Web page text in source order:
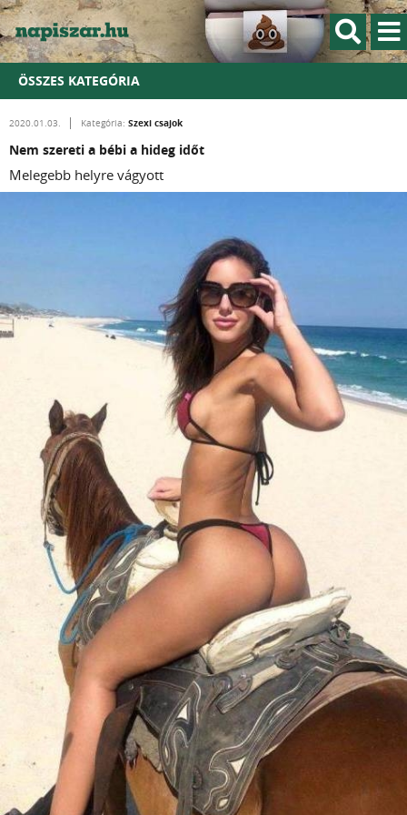
ÖSSZES KATEGÓRIA
2020.01.03. Kategória: Szexi csajok
Nem szereti a bébi a hideg időt
Melegebb helyre vágyott